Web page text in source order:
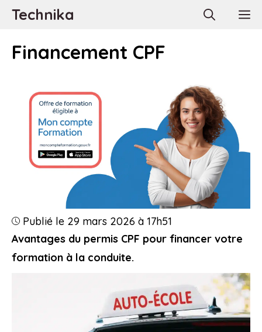
AllerTechnika
Financement CPF
Avantages du permis CPF pour financer votre
formation à la conduite.
Publié le 29 mars 2026 à 17h51